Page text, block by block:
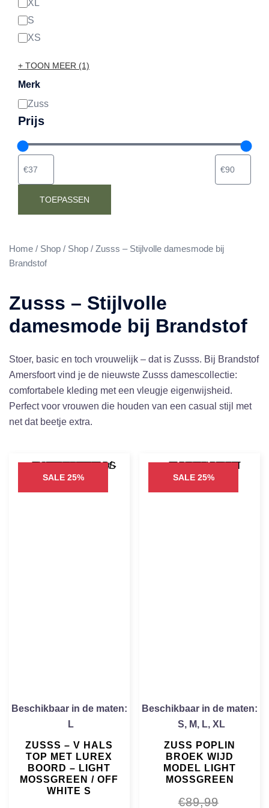
Home / Shop / Shop / Zusss – Stijlvolle damesmode bij
Brandstof
Zusss – Stijlvolle
damesmode bij Brandstof
Stoer, basic en toch vrouwelijk – dat is Zusss. Bij Brandstof
Amersfoort vind je de nieuwste Zusss damescollectie:
comfortabele kleding met een vleugje eigenwijsheid.
Perfect voor vrouwen die houden van een casual stijl met
net dat beetje extra.
SALE 25%
Beschikbaar in de maten:
L
ZUSSS – V HALS
TOP MET LUREX
BOORD – LIGHT
MOSSGREEN / OFF
WHITE S
SALE 25%
Beschikbaar in de maten:
S, M, L, XL
ZUSS POPLIN
BROEK WIJD
MODEL LIGHT
MOSSGREEN
€89,99
XL
S
XS
+ TOON MEER (1)
Merk
Merk
Zuss
Prijs
TOEPASSEN